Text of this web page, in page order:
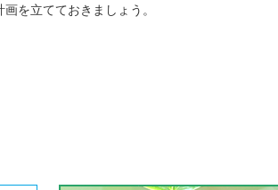
を立てておきましょう。